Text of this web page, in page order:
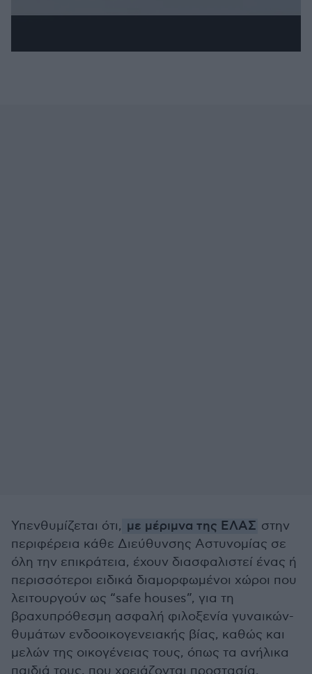
Υπενθυμίζεται ότι, με μέριμνα της ΕΛΑΣ στην
περιφέρεια κάθε Διεύθυνσης Αστυνομίας σε
όλη την επικράτεια, έχουν διασφαλιστεί ένας ή
περισσότεροι ειδικά διαμορφωμένοι χώροι που
λειτουργούν ως “safe houses”, για τη
βραχυπρόθεσμη ασφαλή φιλοξενία γυναικών-
θυμάτων ενδοοικογενειακής βίας, καθώς και
μελών της οικογένειας τους, όπως τα ανήλικα
παιδιά τους, που χρειάζονται προστασία.